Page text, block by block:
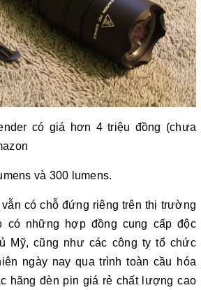
có giá hơn 4 triệu đồng (chưa
và 300 lumens.
có chỗ đứng riêng trên thị trường
có những hợp đồng cung cấp độc
Mỹ, cũng như các công ty tổ chức
ngày nay qua trình toàn cầu hóa
hãng đèn pin giá rẻ chất lượng cao